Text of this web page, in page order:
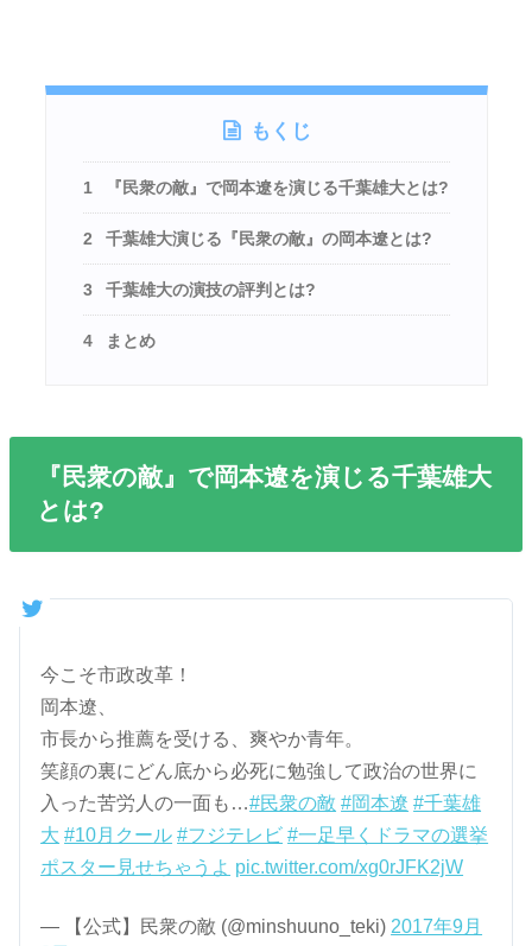
もくじ
1 『民衆の敵』で岡本遼を演じる千葉雄大とは?
2 千葉雄大演じる『民衆の敵』の岡本遼とは?
3 千葉雄大の演技の評判とは?
4 まとめ
『民衆の敵』で岡本遼を演じる千葉雄大
とは?
今こそ市政改革！
岡本遼、
市長から推薦を受ける、爽やか青年。
笑顔の裏にどん底から必死に勉強して政治の世界に
入った苦労人の一面も…#民衆の敵 #岡本遼 #千葉雄
大 #10月クール #フジテレビ #一足早くドラマの選挙
ポスター見せちゃうよ pic.twitter.com/xg0rJFK2jW
— 【公式】民衆の敵 (@minshuuno_teki) 2017年9月